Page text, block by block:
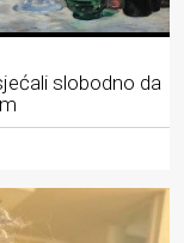
slobodno da